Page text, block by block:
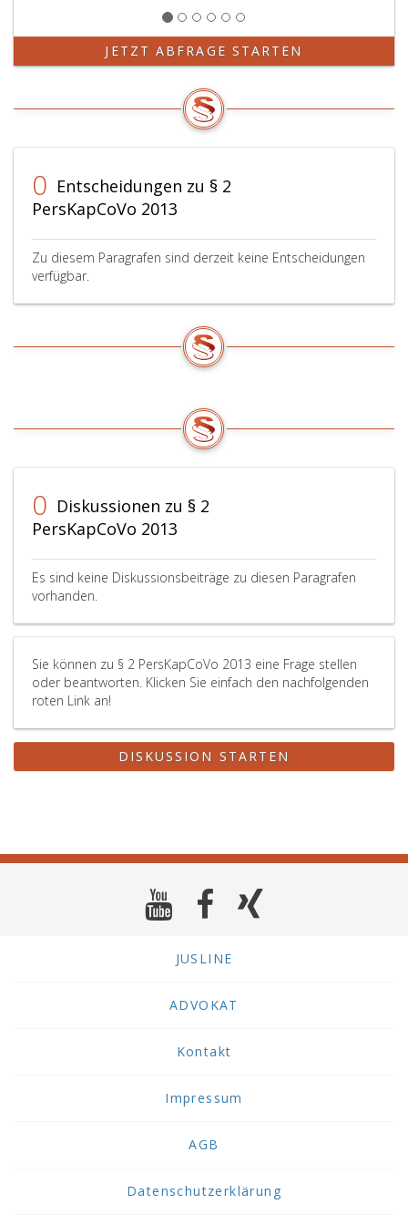
dem
Bundesminister
JETZT ABFRAGE STARTEN
0 Entscheidungen zu § 2
PersKapCoVo 2013
Zu diesem Paragrafen sind derzeit keine Entscheidungen
verfügbar.
0 Diskussionen zu § 2
PersKapCoVo 2013
Es sind keine Diskussionsbeiträge zu diesen Paragrafen
vorhanden.
Sie können zu § 2 PersKapCoVo 2013 eine Frage stellen
oder beantworten. Klicken Sie einfach den nachfolgenden
roten Link an!
DISKUSSION STARTEN
JUSLINE
ADVOKAT
Kontakt
Impressum
AGB
Datenschutzerklärung